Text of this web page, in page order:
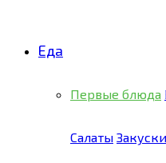
Еда
Первые блюда
Салаты Закуски